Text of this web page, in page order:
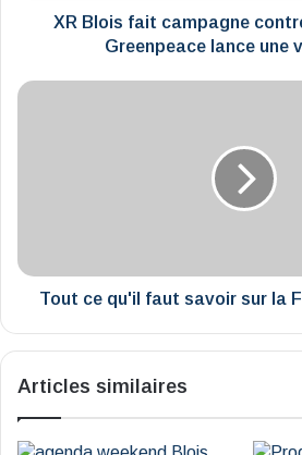
vidéoXR Blois fait campagne
Greenpeace lance une
Tout
du
Sport
Tout ce qu'il faut savoir sur la
Articles similaires